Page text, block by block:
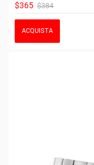
$365 $384
ACQUISTA